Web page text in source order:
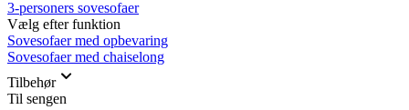
3-personers sovesofaer
Vælg efter funktion
Sovesofaer med opbevaring
Sovesofaer med chaiselong
Tilbehør
Til sengen